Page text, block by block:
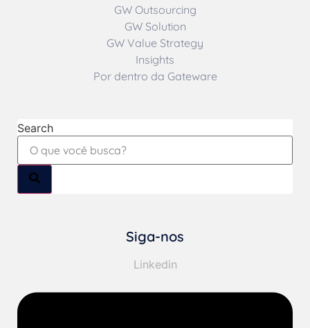
GW Outsourcing
GW Solution
GW Value Strategy
Insights
Por dentro da Gateware
Search
Siga-nos
Linkedin